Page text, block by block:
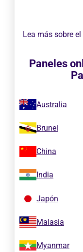
Lea más sobre el
Paneles
Australia
Brunei
China
India
Japón
Malasia
Myanmar